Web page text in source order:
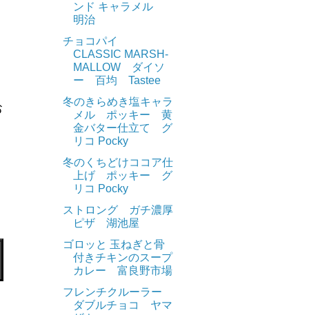
ンド キャラメル
明治
チョコパイ
CLASSIC MARSH-
MALLOW ダイソ
ー 百均 Tastee
冬のきらめき塩キャラ
メル ポッキー 黄
金バター仕立て グ
リコ Pocky
冬のくちどけココア仕
上げ ポッキー グ
リコ Pocky
ストロング ガチ濃厚
ピザ 湖池屋
ゴロッと 玉ねぎと骨
付きチキンのスープ
カレー 富良野市場
フレンチクルーラー
ダブルチョコ ヤマ